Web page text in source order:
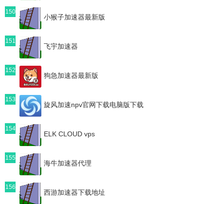
150
小猴子加速器最新版
151
飞宇加速器
152
狗急加速器最新版
153
旋风加速npv官网下载电脑版下载
154
ELK CLOUD vps
155
海牛加速器代理
156
西游加速器下载地址